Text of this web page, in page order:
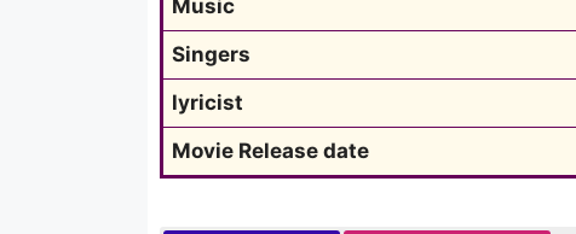
Music
Singers
lyricist
Movie Release date